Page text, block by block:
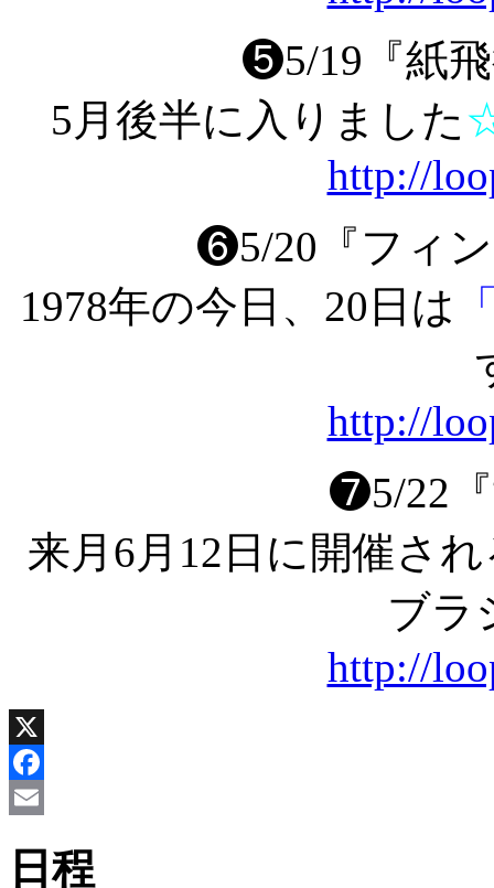
❺5/19『紙
5月後半に入りました
http://
❻5/20『フィ
1978年の今日、20日は
http://
❼5/22
来月6月12日に開催さ
ブラ
http://
X
Facebook
日程